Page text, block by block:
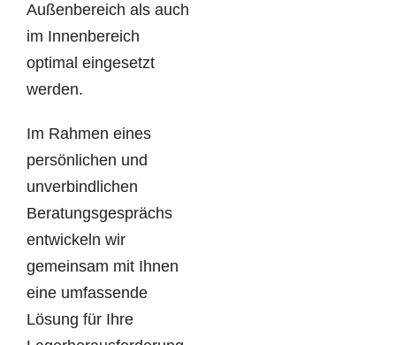
Außenbereich als auch
im Innenbereich
optimal eingesetzt
werden.
Im Rahmen eines
persönlichen und
unverbindlichen
Beratungsgesprächs
entwickeln wir
gemeinsam mit Ihnen
eine umfassende
Lösung für Ihre